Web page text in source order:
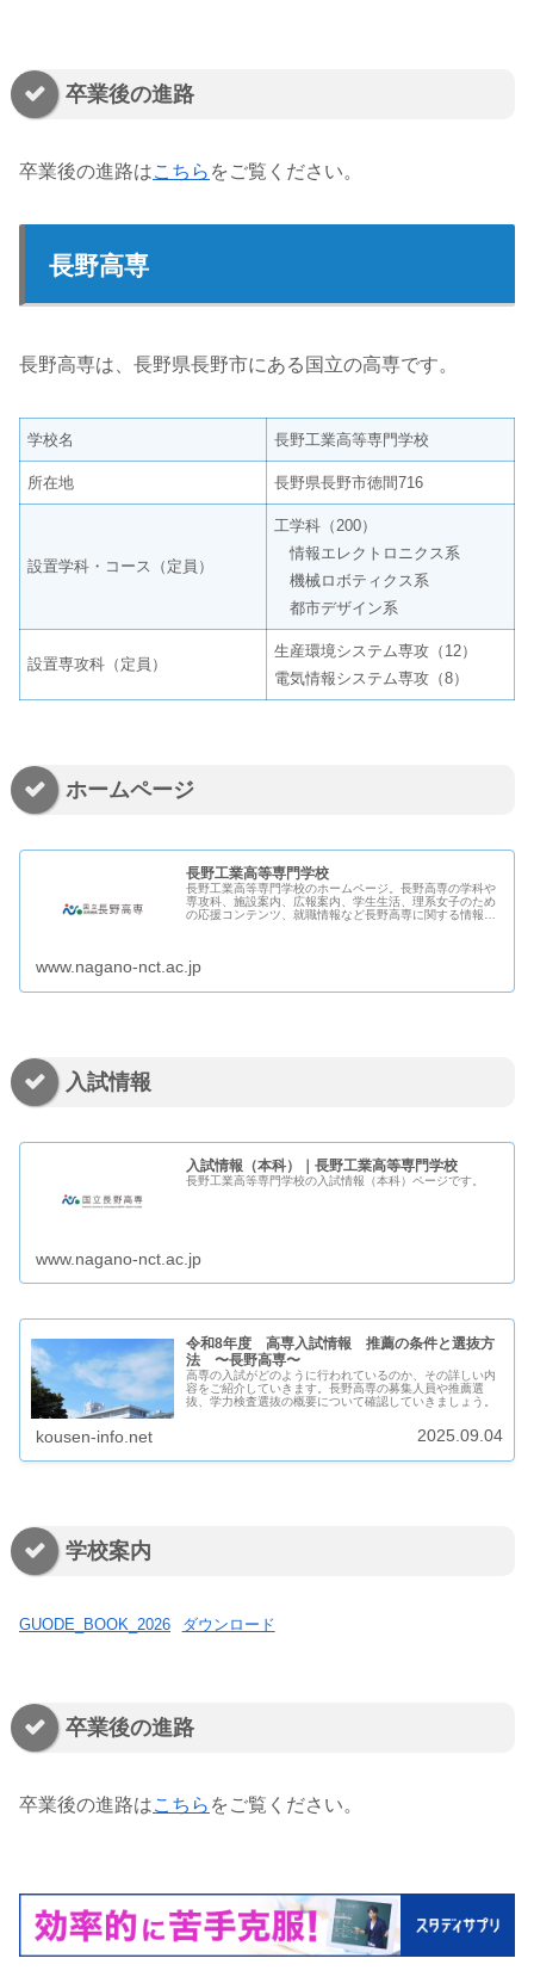
卒業後の進路
卒業後の進路はこちら をご覧ください。
長野高専
長野高専は、長野県長野市にある国立の高専です。
学校名 長野工業高等専門学校
所在地 長野県長野市徳間716
設置学科・コース（定員）
工学科（200）
情報エレクトロニクス系
機械ロボティクス系
都市デザイン系
設置専攻科（定員）
生産環境システム専攻（12）
電気情報システム専攻（8）
ホームページ
長野工業高等専門学校
長野工業高等専門学校のホームページ。長野高専の学科や
専攻科、施設案内、広報案内、学生生活、理系女子のため
の応援コンテンツ、就職情報など長野高専に関する情報を
www.nagano-nct.ac.jp
入試情報
入試情報（本科）｜長野工業高等専門学校
長野工業高等専門学校の入試情報（本科）ページです。
www.nagano-nct.ac.jp
令和8年度 高専入試情報 推薦の条件と選抜方
法 〜長野高専〜
高専の入試がどのように行われているのか、その詳しい内
容をご紹介していきます。長野高専の募集人員や推薦選
抜、学力検査選抜の概要について確認していきましょう。
kousen-info.net 2025.09.04
学校案内
GUODE_BOOK_2026 ダウンロード
卒業後の進路
卒業後の進路はこちら をご覧ください。